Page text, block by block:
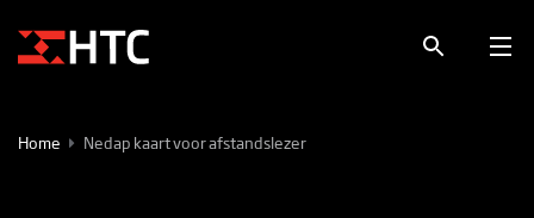
Home Nedap kaart voor afstandslezer